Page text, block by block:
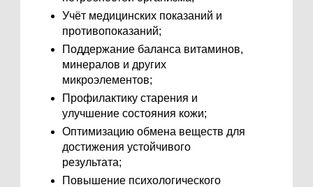
Учёт медицинских показаний и
противопоказаний;
Поддержание баланса витаминов,
минералов и других
микроэлементов;
Профилактику старения и
улучшение состояния кожи;
Оптимизацию обмена веществ для
достижения устойчивого
результата;
Повышение психологического